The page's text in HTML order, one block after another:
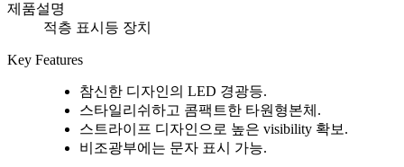
제품설명
적층 표시등 장치
Key Features
참신한 디자인의 LED 경광등.
스타일리쉬하고 콤팩트한 타원형본체.
스트라이프 디자인으로 높은 visibility 확보.
비조광부에는 문자 표시 가능.